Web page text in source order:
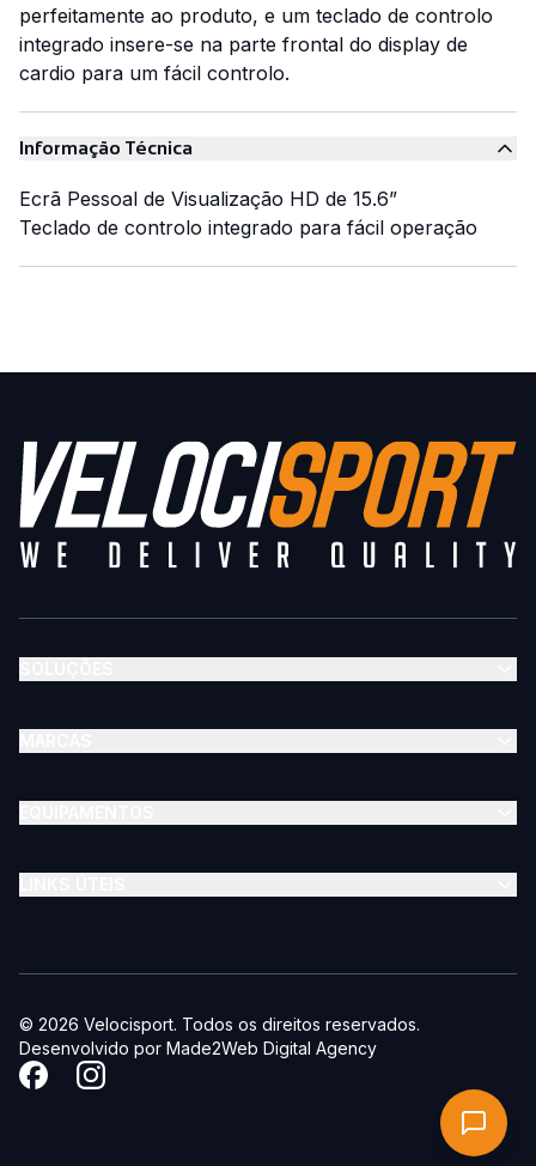
perfeitamente ao produto, e um teclado de controlo
integrado insere-se na parte frontal do display de
cardio para um fácil controlo.
Informação Técnica
Ecrã Pessoal de Visualização HD de 15.6”
Teclado de controlo integrado para fácil operação
© 2026 Velocisport. Todos os direitos reservados.
Desenvolvido por Made2Web Digital Agency